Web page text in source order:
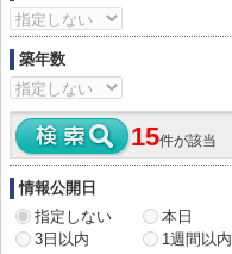
築年数
15件が該当
情報公開日
指定しない
本日
3日以内
1週間以内